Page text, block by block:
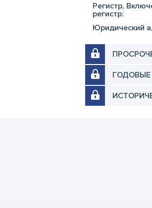
Регистр,
регистр:
Юридический
ГОДОВЫЕ